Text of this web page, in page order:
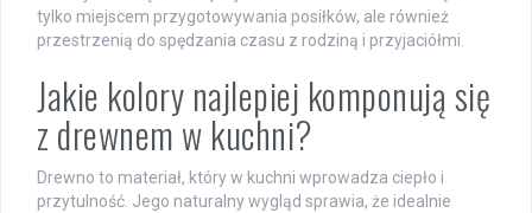
tylko miejscem przygotowywania posiłków, ale również
przestrzenią do spędzania czasu z rodziną i przyjaciółmi.
Jakie kolory najlepiej komponują się
z drewnem w kuchni?
Drewno to materiał, który w kuchni wprowadza ciepło i
przytulność. Jego naturalny wygląd sprawia, że idealnie